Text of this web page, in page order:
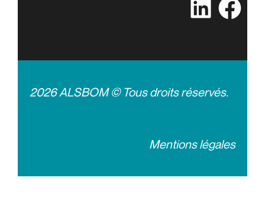
2026 ALSBOM © Tous droits réservés.
Mentions légales